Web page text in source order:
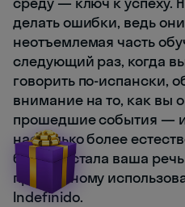
делать ошибки, ведь
неотъемлемая часть
следующий раз, когда
говорить по-испански,
внимание на то, как вы
прошедшие события —
насколько более
богатой стала ваша
правильному
Indefinido.